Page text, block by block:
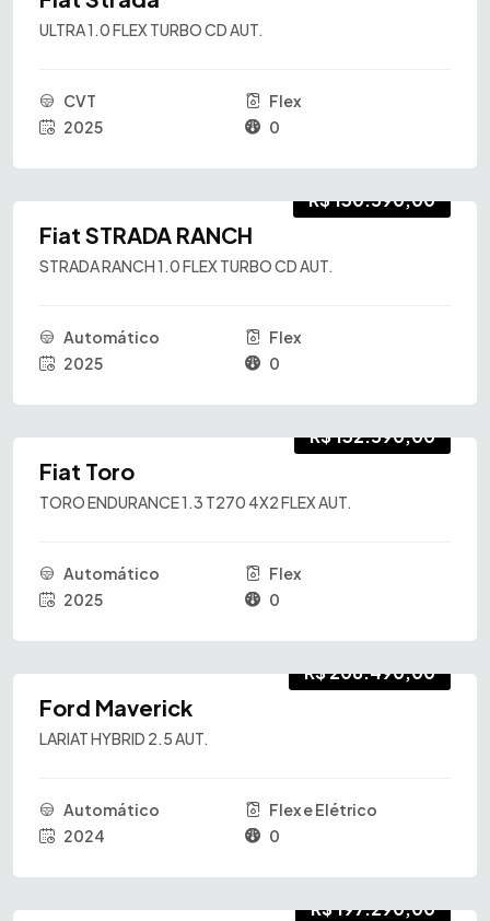
ULTRA 1.0 FLEX TURBO CD AUT.
CVT
Flex
2025
0
R$ 130.590,00
Fiat STRADA RANCH
STRADA RANCH 1.0 FLEX TURBO CD AUT.
Automático
Flex
2025
0
R$ 132.590,00
Fiat Toro
TORO ENDURANCE 1.3 T270 4X2 FLEX AUT.
Automático
Flex
2025
0
R$ 208.490,00
Ford Maverick
LARIAT HYBRID 2.5 AUT.
Automático
Flex e Elétrico
2024
0
R$ 197.290,00